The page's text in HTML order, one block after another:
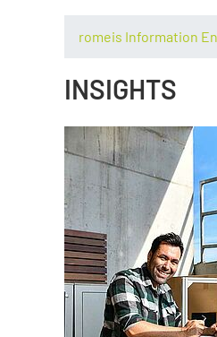
romeis Information
INSIGHTS